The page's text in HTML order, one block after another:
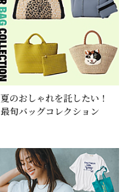
夏のおしゃれを託したい！
最旬バッグコレクション